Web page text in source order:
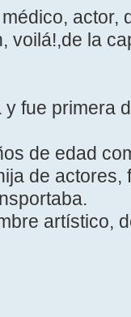
actor,
voilá!,de la
fue primera
de edad
de
artístico,